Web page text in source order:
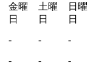
金曜
日
土曜
日
日曜
日
- -
-
- -
-